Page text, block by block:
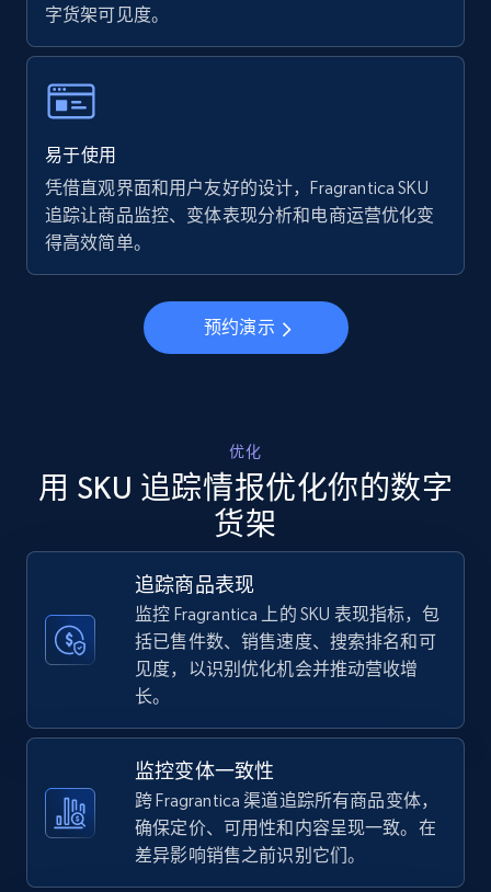
Walmart - products - Collects products by
URL, Final price, Sku, Currency, Gtin,
Specifications, Image urls, Top reviews, and
more.
立即开始
URL, Final price, Sku, Currency, Gtin,
Specifications, Image urls, Top reviews, and
875+
TikTok Shop
URL, Title, Available, Description, Currency, Initial
price, Final price, Discount percent, and more.
5.4K+ 668+
字货架可见度。
易于使用
凭借直观界面和用户友好的设计，Fragrantica SKU
追踪让商品监控、变体表现分析和电商运营优化变
得高效简单。
预约演示
优化
用 SKU 追踪情报优化你的数字
货架
追踪商品表现
监控 Fragrantica 上的 SKU 表现指标，包
括已售件数、销售速度、搜索排名和可
见度，以识别优化机会并推动营收增
长。
监控变体一致性
跨 Fragrantica 渠道追踪所有商品变体，
确保定价、可用性和内容呈现一致。在
差异影响销售之前识别它们。